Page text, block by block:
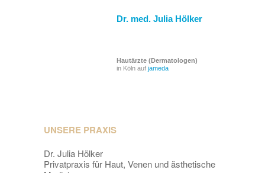
Dr. med. Julia Hölker
Hautärzte (Dermatologen)
in Köln auf jameda
UNSERE PRAXIS
Dr. Julia Hölker
Privatpraxis für Haut, Venen und ästhetische